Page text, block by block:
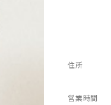
住所
営業時間